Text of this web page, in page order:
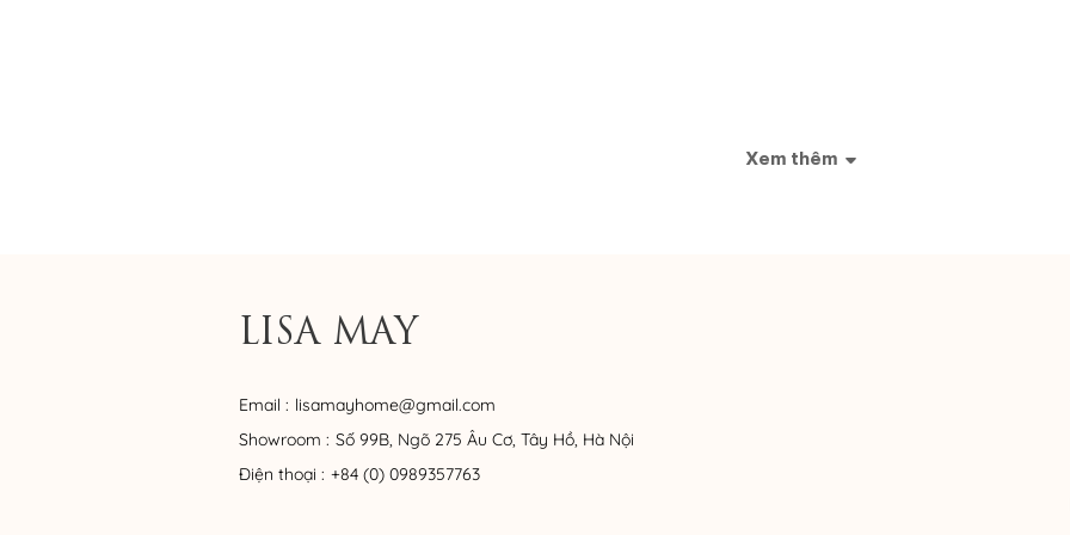
Xem thêm
LISA MAY
Email : lisamayhome@gmail.com
Showroom : Số 99B, Ngõ 275 Âu Cơ, Tây Hồ, Hà Nội
Điện thoại : +84 (0) 0989357763